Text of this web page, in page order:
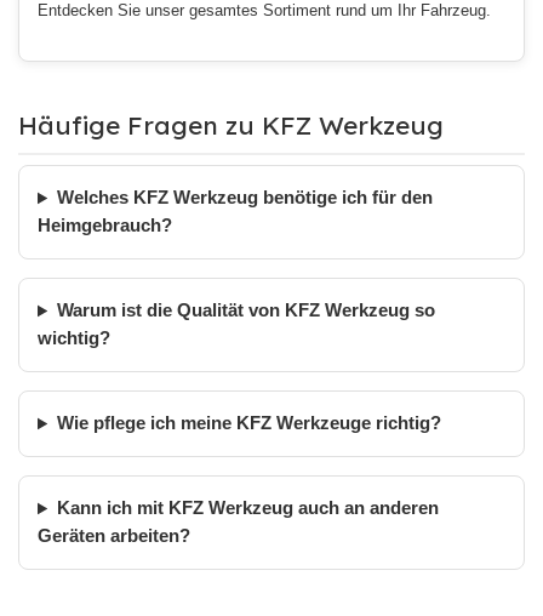
Entdecken Sie unser gesamtes Sortiment rund um Ihr Fahrzeug.
Häufige Fragen zu KFZ Werkzeug
Welches KFZ Werkzeug benötige ich für den
Heimgebrauch?
Warum ist die Qualität von KFZ Werkzeug so
wichtig?
Wie pflege ich meine KFZ Werkzeuge richtig?
Kann ich mit KFZ Werkzeug auch an anderen
Geräten arbeiten?